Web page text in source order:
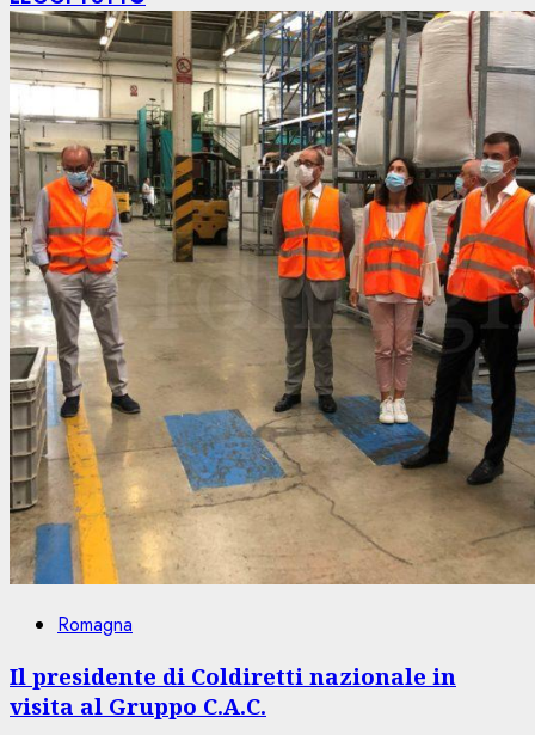
Romagna
Il presidente di Coldiretti nazionale in
visita al Gruppo C.A.C.